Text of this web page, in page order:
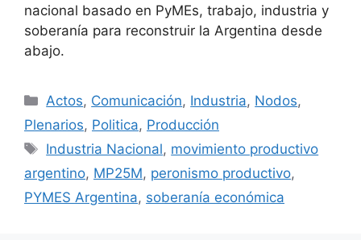
nacional basado en PyMEs, trabajo, industria y
soberanía para reconstruir la Argentina desde
abajo.
Actos, Comunicación, Industria, Nodos,
Plenarios, Politica, Producción
Industria Nacional, movimiento productivo
argentino, MP25M, peronismo productivo,
PYMES Argentina, soberanía económica